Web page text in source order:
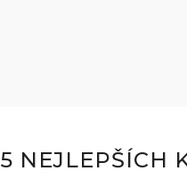
5 NEJLEPŠÍCH